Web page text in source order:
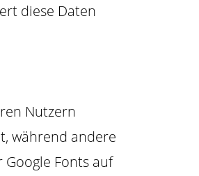
diese Daten
Nutzern
während andere
Fonts auf